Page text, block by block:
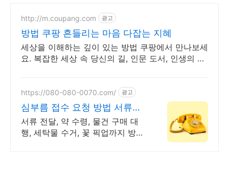
http://m.coupang.com 광고
방법 쿠팡 흔들리는 마음 다잡는 지혜
세상을 이해하는 깊이 있는 방법 쿠팡에서 만나보세
요. 복잡한 세상 속 당신의 길, 인문 도서, 인생의 나
https://080-080-0070.com/ 광고
심부름 접수 요청 방법 서류문
서 샘플 당일 긴급배송
서류 전달, 약 수령, 물건 구매 대
행, 세탁물 수거, 꽃 픽업까지 방법